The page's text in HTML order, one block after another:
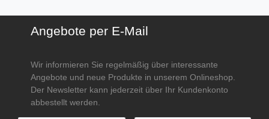
Angebote per E-Mail
Wir informieren Sie regelmäßig über interessante
Angebote und neue Produkte in unserem Onlineshop.
Der Newsletter kann jederzeit über Ihr Kundenkonto
abbestellt werden.